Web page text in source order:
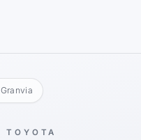
Granvia
TOYOTA